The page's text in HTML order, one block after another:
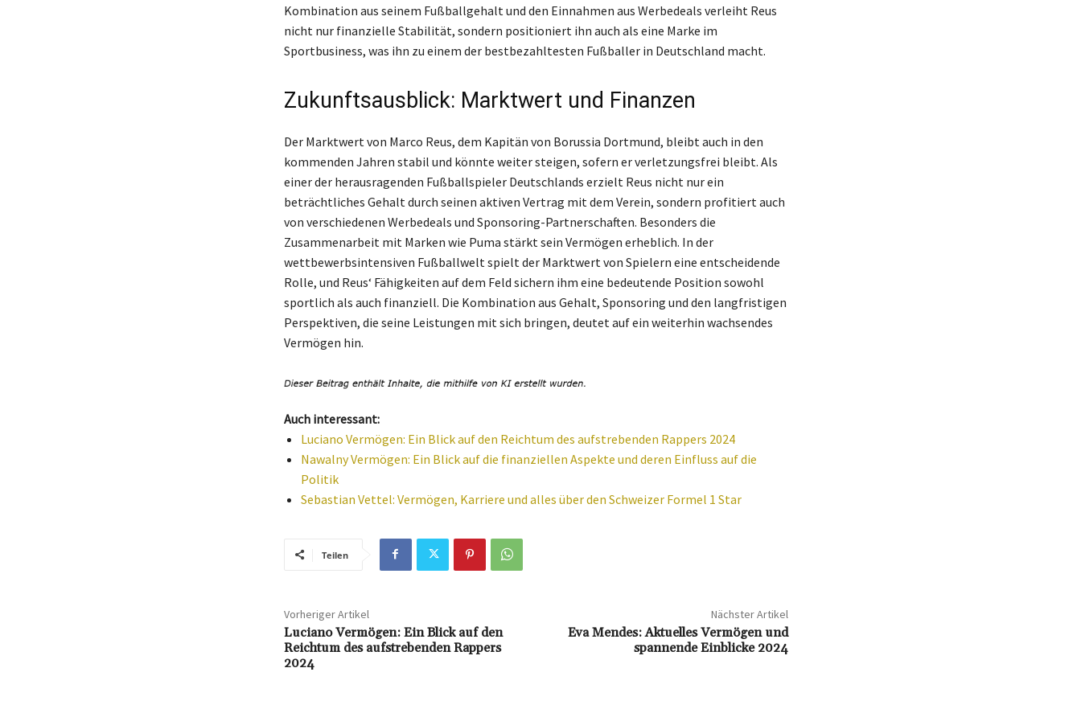
Kombination aus seinem Fußballgehalt und den Einnahmen aus Werbedeals verleiht Reus
nicht nur finanzielle Stabilität, sondern positioniert ihn auch als eine Marke im
Sportbusiness, was ihn zu einem der bestbezahltesten Fußballer in Deutschland macht.
Zukunftsausblick: Marktwert und Finanzen
Der Marktwert von Marco Reus, dem Kapitän von Borussia Dortmund, bleibt auch in den
kommenden Jahren stabil und könnte weiter steigen, sofern er verletzungsfrei bleibt. Als
einer der herausragenden Fußballspieler Deutschlands erzielt Reus nicht nur ein
beträchtliches Gehalt durch seinen aktiven Vertrag mit dem Verein, sondern profitiert auch
von verschiedenen Werbedeals und Sponsoring-Partnerschaften. Besonders die
Zusammenarbeit mit Marken wie Puma stärkt sein Vermögen erheblich. In der
wettbewerbsintensiven Fußballwelt spielt der Marktwert von Spielern eine entscheidende
Rolle, und Reus‘ Fähigkeiten auf dem Feld sichern ihm eine bedeutende Position sowohl
sportlich als auch finanziell. Die Kombination aus Gehalt, Sponsoring und den langfristigen
Perspektiven, die seine Leistungen mit sich bringen, deutet auf ein weiterhin wachsendes
Vermögen hin.
Auch interessant:
Luciano Vermögen: Ein Blick auf den Reichtum des aufstrebenden Rappers 2024
Nawalny Vermögen: Ein Blick auf die finanziellen Aspekte und deren Einfluss auf die
Politik
Sebastian Vettel: Vermögen, Karriere und alles über den Schweizer Formel 1 Star
Teilen
Vorheriger Artikel
Luciano Vermögen: Ein Blick auf den
Reichtum des aufstrebenden Rappers
2024
Nächster Artikel
Eva Mendes: Aktuelles Vermögen und
spannende Einblicke 2024